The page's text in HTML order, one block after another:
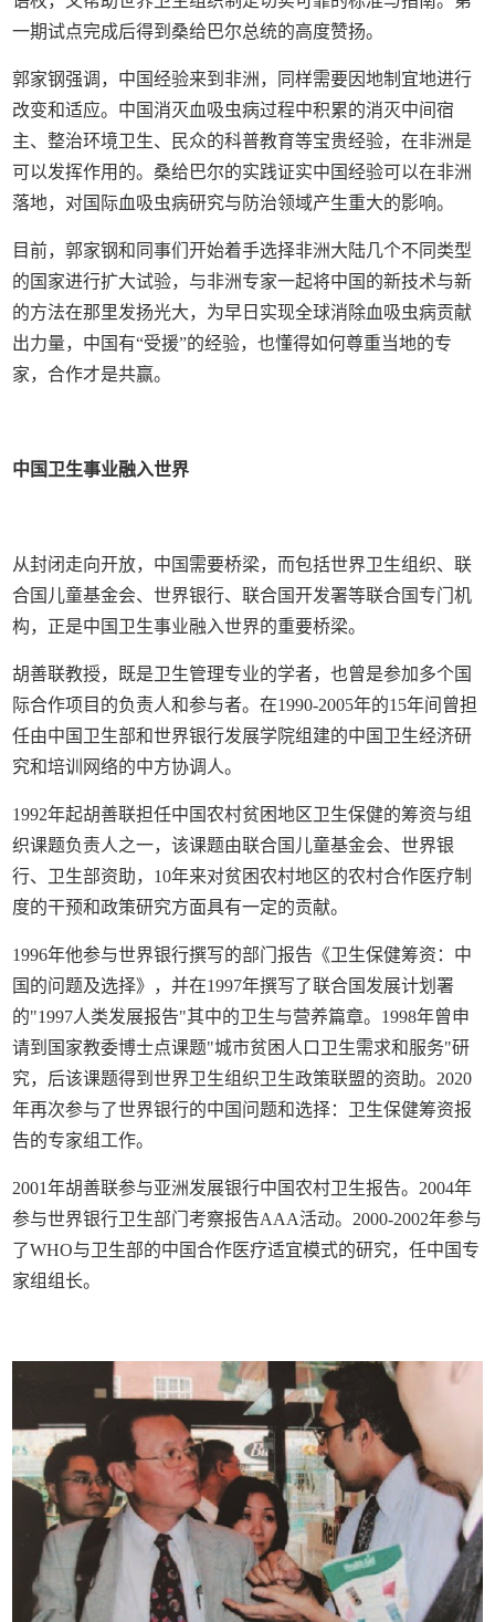
一期试点完成后得到桑给巴尔总统的高度赞扬。
郭家钢强调，中国经验来到非洲，同样需要因地制宜地进行
改变和适应。中国消灭血吸虫病过程中积累的消灭中间宿
主、整治环境卫生、民众的科普教育等宝贵经验，在非洲是
可以发挥作用的。桑给巴尔的实践证实中国经验可以在非洲
落地，对国际血吸虫病研究与防治领域产生重大的影响。
目前，郭家钢和同事们开始着手选择非洲大陆几个不同类型
的国家进行扩大试验，与非洲专家一起将中国的新技术与新
的方法在那里发扬光大，为早日实现全球消除血吸虫病贡献
出力量，中国有“受援”的经验，也懂得如何尊重当地的专
家，合作才是共赢。
中国卫生事业融入世界
从封闭走向开放，中国需要桥梁，而包括世界卫生组织、联
合国儿童基金会、世界银行、联合国开发署等联合国专门机
构，正是中国卫生事业融入世界的重要桥梁。
胡善联教授，既是卫生管理专业的学者，也曾是参加多个国
际合作项目的负责人和参与者。在1990-2005年的15年间曾担
任由中国卫生部和世界银行发展学院组建的中国卫生经济研
究和培训网络的中方协调人。
1992年起胡善联担任中国农村贫困地区卫生保健的筹资与组
织课题负责人之一，该课题由联合国儿童基金会、世界银
行、卫生部资助，10年来对贫困农村地区的农村合作医疗制
度的干预和政策研究方面具有一定的贡献。
1996年他参与世界银行撰写的部门报告《卫生保健筹资：中
国的问题及选择》，并在1997年撰写了联合国发展计划署
的"1997人类发展报告"其中的卫生与营养篇章。1998年曾申
请到国家教委博士点课题"城市贫困人口卫生需求和服务"研
究，后该课题得到世界卫生组织卫生政策联盟的资助。2020
年再次参与了世界银行的中国问题和选择：卫生保健筹资报
告的专家组工作。
2001年胡善联参与亚洲发展银行中国农村卫生报告。2004年
参与世界银行卫生部门考察报告AAA活动。2000-2002年参与
了WHO与卫生部的中国合作医疗适宜模式的研究，任中国专
家组组长。